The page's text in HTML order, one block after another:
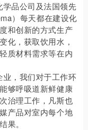
品公司及法国领先
）每天都在建设化
和创新的方式生产
化，获取饮用水，
质材料需求等在内
，我们对于工作环
够呼吸道新鲜健康
治理工作，凡斯也
产品对室内每个地
果。